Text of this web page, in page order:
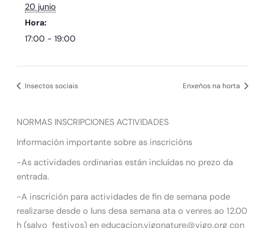
20 junio
Hora:
17:00 - 19:00
Insectos sociais Enxeños na horta
NORMAS INSCRIPCIONES ACTIVIDADES
Información importante sobre as inscricións
-As actividades ordinarias están incluídas no prezo da
entrada.
-A inscrición para actividades de fin de semana pode
realizarse desde o luns desa semana ata o venres ao 12.00
h (salvo festivos) en educacion.vigonature@vigo.org con